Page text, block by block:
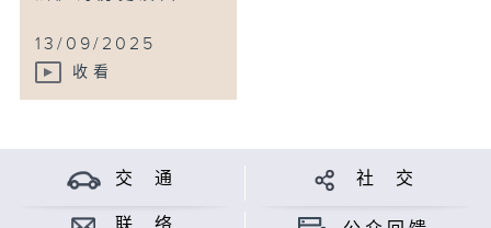
13/09/2025
收看
交 通 社 交